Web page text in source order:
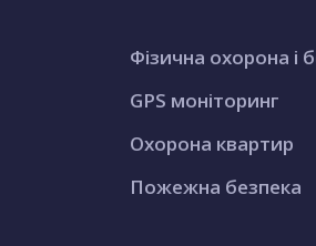
Фізична охорона і
GPS моніторинг
Охорона квартир
Пожежна безпека